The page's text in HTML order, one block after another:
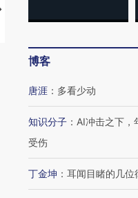
【推广】走进第四届链博
会，让数智科技“链”接产
【特别
博客
唐涯 ： 多看少动
知识分子 ： AI冲击之下，
受伤
丁金坤 ： 耳闻目睹的几位